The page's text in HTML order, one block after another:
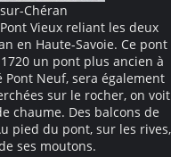
Chéran
Vieux reliant les deux
en Haute-Savoie. Ce pont
un pont plus ancien à
Neuf, sera également
sur le rocher, on voit
chaume. Des balcons de
pied du pont, sur les rives,
ses moutons.